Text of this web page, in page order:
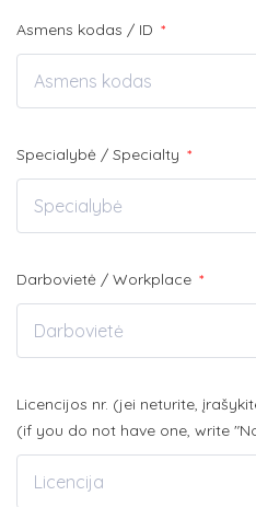
Asmens kodas / ID *
Specialybė / Specialty *
Darbovietė / Workplace *
Licencijos nr. (jei neturite,
(if you do not have one, write